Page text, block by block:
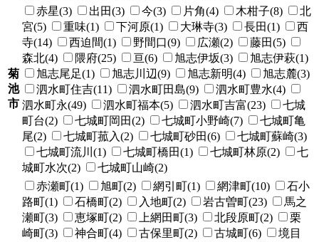
菊
池
市
赤星(3) 出田(3) 今(3) 片角(4) 木柑子(8)
北
宮(5)
重味(1) 下河原(1) 大琳寺(3) 長田(1)
西
寺(14)
西迫間(1) 野間口(9) 広瀬(2)
藤田(5)
森北(4)
隈府(25) 亘(6) 旭志伊坂(3)
旭志伊萩(1)
旭志尾足(1)
旭志川辺(9) 旭志新明(4)
旭志麓(3)
泗水町住吉(11)
泗水町田島(9)
泗水町豊水(4)
泗水町永(49)
泗水町福本(5) 泗水町吉富(23)
七城
町台(2)
七城町岡田(2) 七城町小野崎(7)
七城町亀
尾(2)
七城町菰入(2) 七城町砂田(6)
七城町蘇崎(3)
七城町流川(1)
七城町橋田(1) 七城町林原(2)
七
城町水次(2)
七城町山崎(2)
赤瀬町(1) 旭町(2) 網引町(1) 網津町(10)
石小
路町(1)
石橋町(2) 入地町(2) 岩古曽町(23)
馬之
瀬町(3)
恵塚町(2) 上網田町(3) 北段原町(2)
栗
崎町(3)
神合町(4) 古保里町(2) 古城町(6)
境目